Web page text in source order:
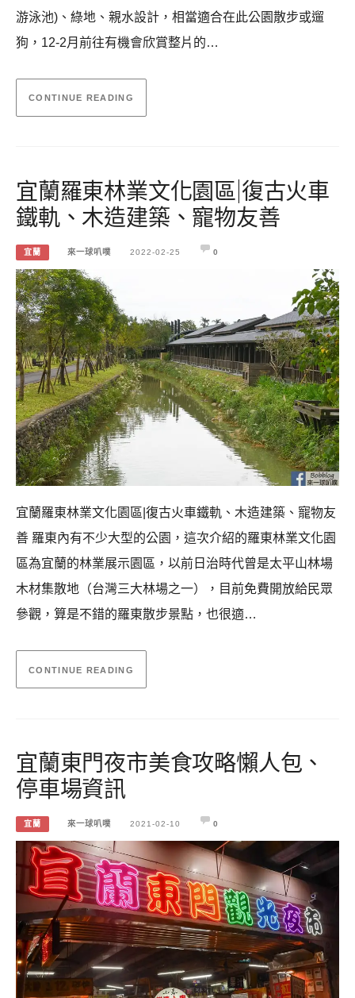
游泳池)、綠地、親水設計，相當適合在此公園散步或遛
狗，12-2月前往有機會欣賞整片的…
CONTINUE READING
宜蘭羅東林業文化園區|復古火車
鐵軌、木造建築、寵物友善
宜蘭 來一球叭噗 2022-02-25 0
宜蘭羅東林業文化園區|復古火車鐵軌、木造建築、寵物友
善 羅東內有不少大型的公園，這次介紹的羅東林業文化園
區為宜蘭的林業展示園區，以前日治時代曾是太平山林場
木材集散地（台灣三大林場之一），目前免費開放給民眾
參觀，算是不錯的羅東散步景點，也很適…
CONTINUE READING
宜蘭東門夜市美食攻略懶人包、
停車場資訊
宜蘭 來一球叭噗 2021-02-10 0